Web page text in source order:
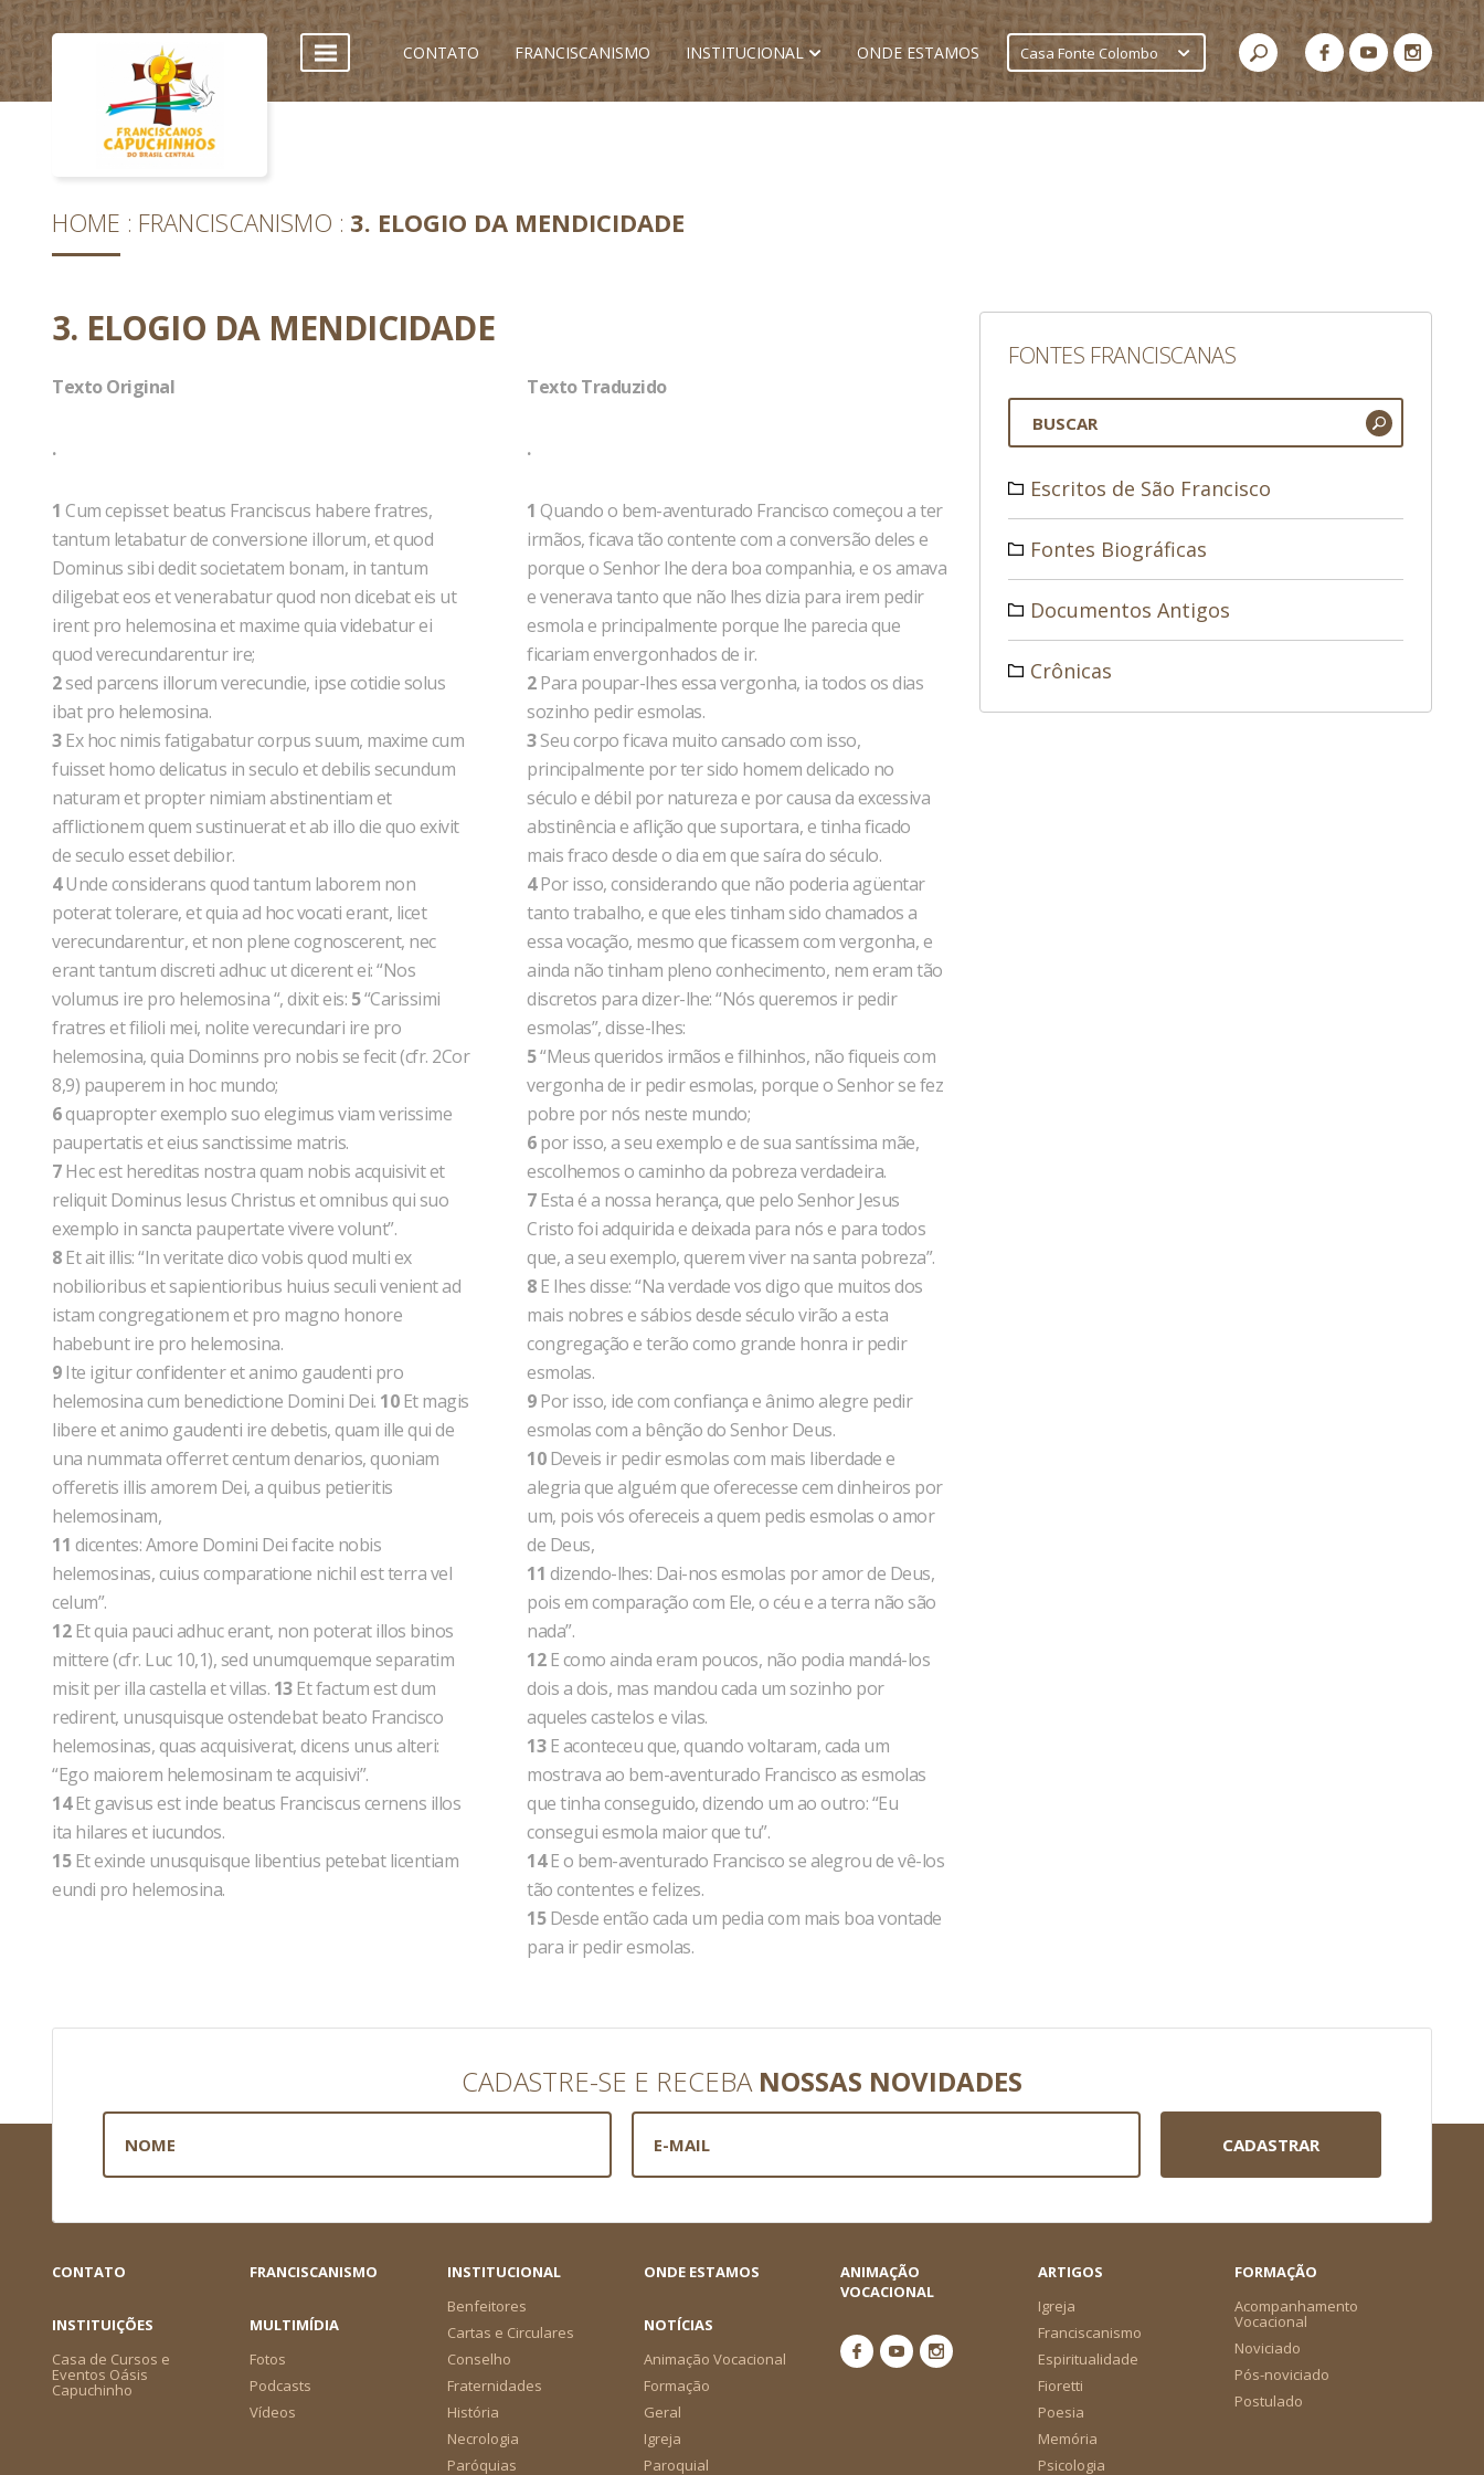
CONTATO FRANCISCANISMO INSTITUCIONAL ONDE ESTAMOS Casa Fonte Colombo
HOME FRANCISCANISMO 3. ELOGIO DA MENDICIDADE
3. ELOGIO DA MENDICIDADE
Texto Original
.
1 Cum cepisset beatus Franciscus habere fratres,
tantum letabatur de conversione illorum, et quod
Dominus sibi dedit societatem bonam, in tantum
diligebat eos et venerabatur quod non dicebat eis ut
irent pro helemosina et maxime quia videbatur ei
quod verecundarentur ire;
2sed parcens illorum verecundie, ipse cotidie solus
ibat pro helemosina.
3Ex hoc nimis fatigabatur corpus suum, maxime cum
fuisset homo delicatus in seculo et debilis secundum
naturam et propter nimiam abstinentiam et
afflictionem quem sustinuerat et ab illo die quo exivit
de seculo esset debilior.
4Unde considerans quod tantum laborem non
poterat tolerare, et quia ad hoc vocati erant, licet
verecundarentur, et non plene cognoscerent, nec
erant tantum discreti adhuc ut dicerent ei: “Nos
volumus ire pro helemosina “, dixit eis: 5“Carissimi
fratres et filioli mei, nolite verecundari ire pro
helemosina, quia Dominns pro nobis se fecit (cfr. 2Cor
8,9) pauperem in hoc mundo;
6quapropter exemplo suo elegimus viam verissime
paupertatis et eius sanctissime matris.
7Hec est hereditas nostra quam nobis acquisivit et
reliquit Dominus Iesus Christus et omnibus qui suo
exemplo in sancta paupertate vivere volunt”.
8Et ait illis: “In veritate dico vobis quod multi ex
nobilioribus et sapientioribus huius seculi venient ad
istam congregationem et pro magno honore
habebunt ire pro helemosina.
9Ite igitur confidenter et animo gaudenti pro
helemosina cum benedictione Domini Dei. 10Et magis
libere et animo gaudenti ire debetis, quam ille qui de
una nummata offerret centum denarios, quoniam
offeretis illis amorem Dei, a quibus petieritis
helemosinam,
11 dicentes: Amore Domini Dei facite nobis
helemosinas, cuius comparatione nichil est terra vel
celum”.
12Et quia pauci adhuc erant, non poterat illos binos
mittere (cfr. Luc 10,1), sed unumquemque separatim
misit per illa castella et villas. 13Et factum est dum
redirent, unusquisque ostendebat beato Francisco
helemosinas, quas acquisiverat, dicens unus alteri:
“Ego maiorem helemosinam te acquisivi”.
14Et gavisus est inde beatus Franciscus cernens illos
ita hilares et iucundos.
15Et exinde unusquisque libentius petebat licentiam
eundi pro helemosina.
Texto Traduzido
.
1 Quando o bem-aventurado Francisco começou a ter
irmãos, ficava tão contente com a conversão deles e
porque o Senhor lhe dera boa companhia, e os amava
e venerava tanto que não lhes dizia para irem pedir
esmola e principalmente porque lhe parecia que
ficariam envergonhados de ir.
2Para poupar-lhes essa vergonha, ia todos os dias
sozinho pedir esmolas.
3Seu corpo ficava muito cansado com isso,
principalmente por ter sido homem delicado no
século e débil por natureza e por causa da excessiva
abstinência e aflição que suportara, e tinha ficado
mais fraco desde o dia em que saíra do século.
4Por isso, considerando que não poderia agüentar
tanto trabalho, e que eles tinham sido chamados a
essa vocação, mesmo que ficassem com vergonha, e
ainda não tinham pleno conhecimento, nem eram tão
discretos para dizer-lhe: “Nós queremos ir pedir
esmolas”, disse-lhes:
5“Meus queridos irmãos e filhinhos, não fiqueis com
vergonha de ir pedir esmolas, porque o Senhor se fez
pobre por nós neste mundo;
6por isso, a seu exemplo e de sua santíssima mãe,
escolhemos o caminho da pobreza verdadeira.
7Esta é a nossa herança, que pelo Senhor Jesus
Cristo foi adquirida e deixada para nós e para todos
que, a seu exemplo, querem viver na santa pobreza”.
8E lhes disse: “Na verdade vos digo que muitos dos
mais nobres e sábios desde século virão a esta
congregação e terão como grande honra ir pedir
esmolas.
9Por isso, ide com confiança e ânimo alegre pedir
esmolas com a bênção do Senhor Deus.
10Deveis ir pedir esmolas com mais liberdade e
alegria que alguém que oferecesse cem dinheiros por
um, pois vós ofereceis a quem pedis esmolas o amor
de Deus,
11 dizendo-lhes: Dai-nos esmolas por amor de Deus,
pois em comparação com Ele, o céu e a terra não são
nada”.
12E como ainda eram poucos, não podia mandá-los
dois a dois, mas mandou cada um sozinho por
aqueles castelos e vilas.
13E aconteceu que, quando voltaram, cada um
mostrava ao bem-aventurado Francisco as esmolas
que tinha conseguido, dizendo um ao outro: “Eu
consegui esmola maior que tu”.
14E o bem-aventurado Francisco se alegrou de vê-los
tão contentes e felizes.
15Desde então cada um pedia com mais boa vontade
para ir pedir esmolas.
FONTES FRANCISCANAS
Escritos de São Francisco
Fontes Biográficas
Documentos Antigos
Crônicas
CADASTRE-SE E RECEBA NOSSAS NOVIDADES
CADASTRAR
CONTATO FRANCISCANISMO
INSTITUCIONAL
Benfeitores
Cartas e Circulares
Conselho
Fraternidades
História
Necrologia
Paróquias
ONDE ESTAMOS
ANIMAÇÃO
VOCACIONAL
ARTIGOS
Igreja
Franciscanismo
Espiritualidade
Fioretti
Poesia
Memória
Psicologia
FORMAÇÃO
Acompanhamento
Vocacional
Noviciado
Pós-noviciado
Postulado
INSTITUIÇÕES
Casa de Cursos e
Eventos Oásis
Capuchinho
MULTIMÍDIA
Fotos
Podcasts
Vídeos
NOTÍCIAS
Animação Vocacional
Formação
Geral
Igreja
Paroquial